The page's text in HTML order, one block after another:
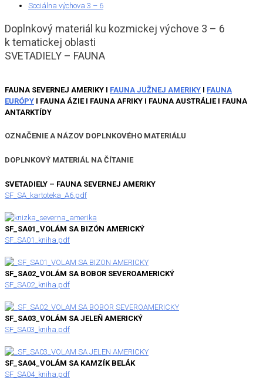
Sociálna výchova 3 – 6
Doplnkový materiál ku kozmickej výchove 3 – 6
k tematickej oblasti
SVETADIELY – FAUNA
FAUNA SEVERNEJ AMERIKY I FAUNA JUŽNEJ AMERIKY I FAUNA
EURÓPY I FAUNA ÁZIE I FAUNA AFRIKY I FAUNA AUSTRÁLIE I FAUNA
ANTARKTÍDY
OZNAČENIE A NÁZOV DOPLNKOVÉHO MATERIÁLU
DOPLNKOVÝ MATERIÁL NA ČÍTANIE
SVETADIELY – FAUNA SEVERNEJ AMERIKY
SF_SA_kartoteka_A6.pdf
SF_SA01_VOLÁM SA BIZÓN AMERICKÝ
SF_SA01_kniha.pdf
SF_SA02_VOLÁM SA BOBOR SEVEROAMERICKÝ
SF_SA02_kniha.pdf
SF_SA03_VOLÁM SA JELEŇ AMERICKÝ
SF_SA03_kniha.pdf
SF_SA04_VOLÁM SA KAMZÍK BELÁK
SF_SA04_kniha.pdf